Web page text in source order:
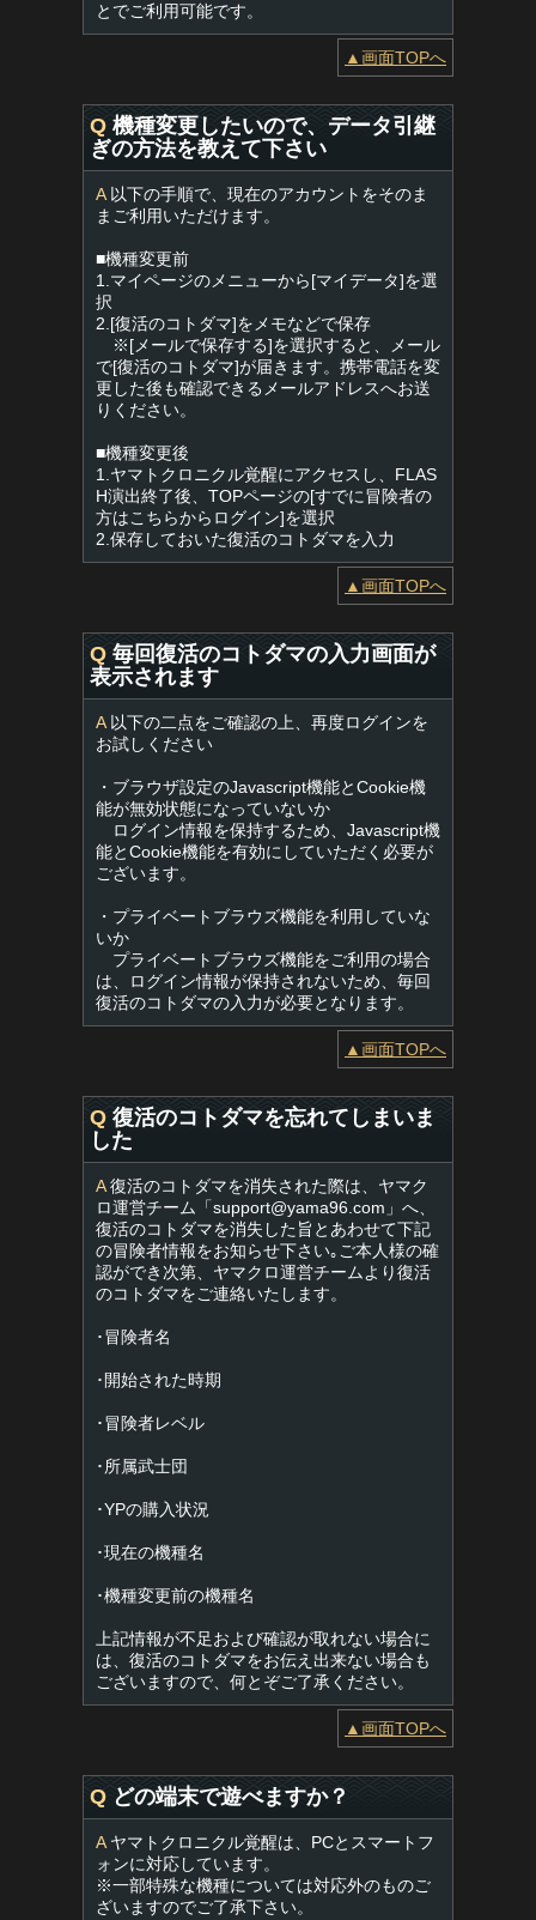
とでご利用可能です。
▲画面TOPへ
Q 機種変更したいので、データ引継
ぎの方法を教えて下さい
A以下の手順で、現在のアカウントをそのま
まご利用いただけます。
■機種変更前
1.マイページのメニューから[マイデータ]を選
択
2.[復活のコトダマ]をメモなどで保存
※[メールで保存する]を選択すると、メール
で[復活のコトダマ]が届きます。携帯電話を変
更した後も確認できるメールアドレスへお送
りください。
■機種変更後
1.ヤマトクロニクル覚醒にアクセスし、FLAS
H演出終了後、TOPページの[すでに冒険者の
方はこちらからログイン]を選択
2.保存しておいた復活のコトダマを入力
▲画面TOPへ
Q 毎回復活のコトダマの入力画面が
表示されます
A以下の二点をご確認の上、再度ログインを
お試しください
・ブラウザ設定のJavascript機能とCookie機
能が無効状態になっていないか
ログイン情報を保持するため、Javascript機
能とCookie機能を有効にしていただく必要が
ございます。
・プライベートブラウズ機能を利用していな
いか
プライベートブラウズ機能をご利用の場合
は、ログイン情報が保持されないため、毎回
復活のコトダマの入力が必要となります。
▲画面TOPへ
Q 復活のコトダマを忘れてしまいま
した
A復活のコトダマを消失された際は、ヤマク
ロ運営チーム「support@yama96.com 」へ、
復活のコトダマを消失した旨とあわせて下記
の冒険者情報をお知らせ下さい｡ご本人様の確
認ができ次第、ヤマクロ運営チームより復活
のコトダマをご連絡いたします。
･冒険者名
･開始された時期
･冒険者レベル
･所属武士団
･YPの購入状況
･現在の機種名
･機種変更前の機種名
上記情報が不足および確認が取れない場合に
は、復活のコトダマをお伝え出来ない場合も
ございますので、何とぞご了承ください。
▲画面TOPへ
Q どの端末で遊べますか？
Aヤマトクロニクル覚醒は、PCとスマートフ
ォンに対応しています。
※一部特殊な機種については対応外のものご
ざいますのでご了承下さい。